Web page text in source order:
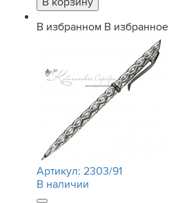
В избранном В избранное
Артикул: 2303/91
В наличии